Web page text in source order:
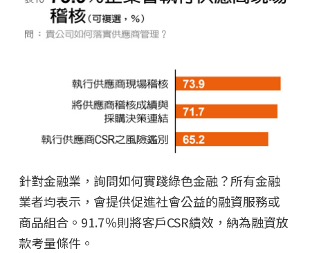
針對金融業，詢問如何實踐綠色金融？所有金融
業者均表示，會提供促進社會公益的融資服務或
商品組合。91.7％則將客戶CSR績效，納為融資放
款考量條件。